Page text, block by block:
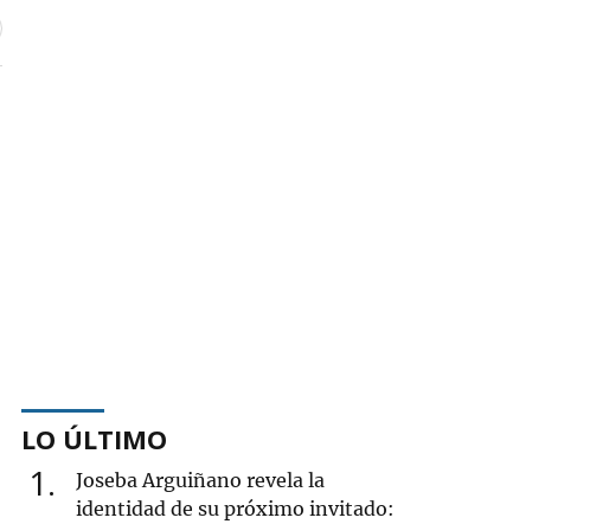
LO ÚLTIMO
1
Joseba Arguiñano revela la
identidad de su próximo invitado: